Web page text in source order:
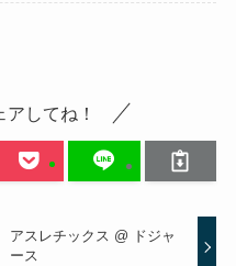
してね！
アスレチックス @ ドジャ
ース